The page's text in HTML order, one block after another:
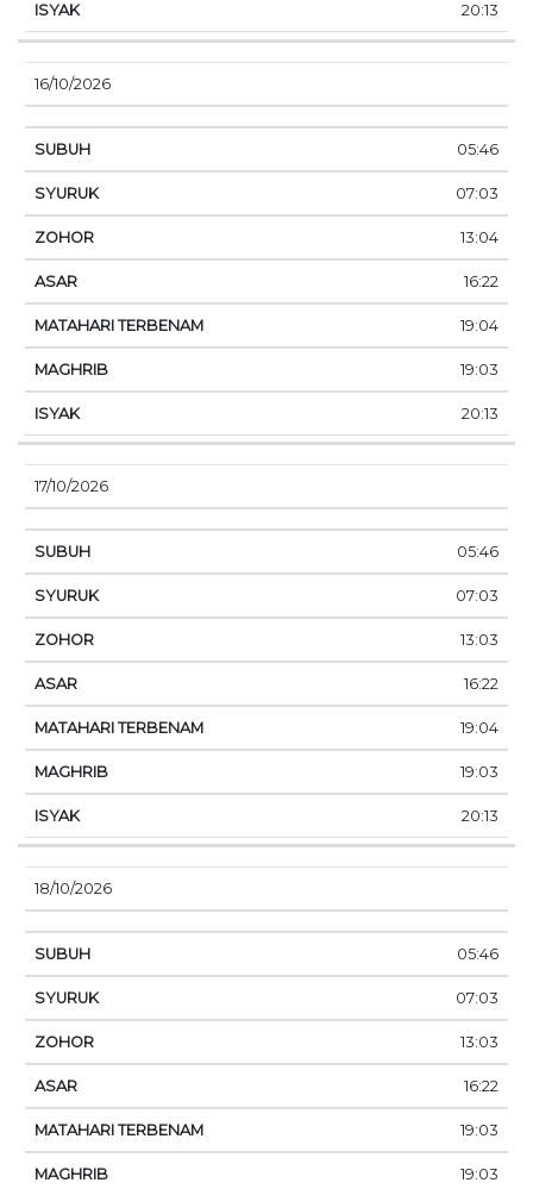
20:13
16/10/2026
05:46
07:03
13:04
16:22
19:04
19:03
20:13
17/10/2026
05:46
07:03
13:03
16:22
19:04
19:03
20:13
18/10/2026
05:46
07:03
13:03
16:22
19:03
19:03